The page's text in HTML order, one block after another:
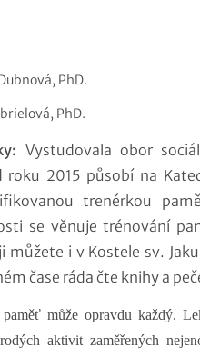
PhD.
PhD.
Vystudovala obor
2015 působí na
trenérkou
se věnuje trénování
můžete i v Kostele sv.
čase ráda čte knihy a
může opravdu každý.
aktivit zaměřených